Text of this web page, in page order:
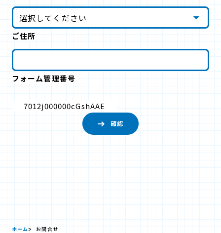
ご住所
フォーム管理番号
7012j000000cGshAAE
ホーム お問合せ